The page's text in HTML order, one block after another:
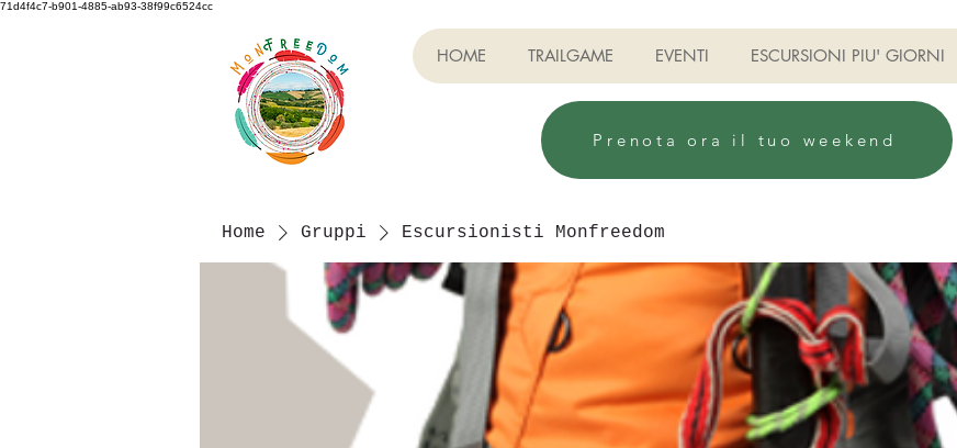
71d4f4c7-b901-4885-ab93-38f99c6524cc
HOME TRAILGAME EVENTI ESCURSIONI PIU' GIORNI
Prenota ora il tuo weekend
Home Gruppi Escursionisti Monfreedom